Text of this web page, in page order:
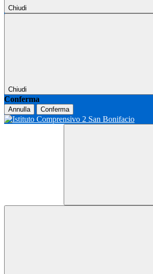
Chiudi
Chiudi
Conferma
Annulla Conferma